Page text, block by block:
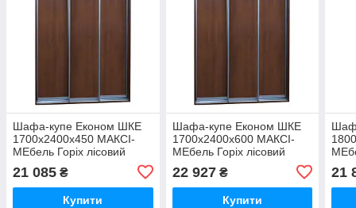
Шафа-купе Економ ШКЕ
1700х2400х450 МАКСІ-
МЕбель Горіх лісовий
21 085 ₴
Купити
Шафа-купе Економ ШКЕ
1700х2400х600 МАКСІ-
МЕбель Горіх лісовий
22 927₴
Купити
21